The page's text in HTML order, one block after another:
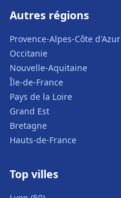
Autres régions
Provence-Alpes-Côte d'Azur
Occitanie
Nouvelle-Aquitaine
Île-de-France
Pays de la Loire
Grand Est
Bretagne
Hauts-de-France
Top villes